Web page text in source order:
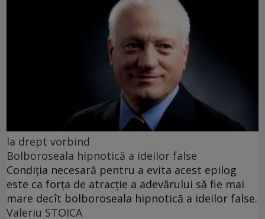
la drept vorbind
Bolboroseala hipnotică a ideilor false
Condiția necesară pentru a evita acest epilog
este ca forța de atracție a adevărului să fie mai
mare decît bolboroseala hipnotică a ideilor false.
Valeriu STOICA